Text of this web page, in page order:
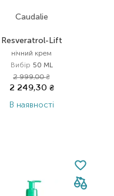
Caudalie
Resveratrol-Lift
нічний крем
Вибір 50 ML
2 999,00₴
2 249,30 ₴
В наявності